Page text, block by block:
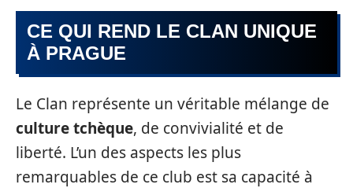
CE QUI REND LE CLAN UNIQUE
À PRAGUE
Le Clan représente un véritable mélange de
culture tchèque, de convivialité et de
liberté. L’un des aspects les plus
remarquables de ce club est sa capacité à